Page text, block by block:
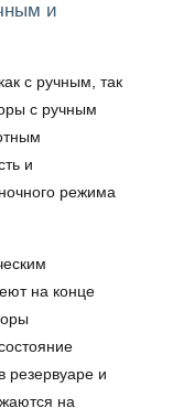
и
с ручным, так
с ручным
и
режима
на конце
резервуаре и
на